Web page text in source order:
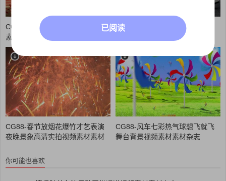
CG88-圣诞树旁边礼盒节日视频
素材素材杂志
CG88-完美展现玛莎拉蒂汽车宣
传高清实拍视频素材素材杂志
CG88-春节放烟花爆竹才艺表演
夜晚景象高清实拍视频素材素材
CG88-风车七彩热气球想飞就飞
舞台背景视频素材素材杂志
你可能也喜欢
已阅读